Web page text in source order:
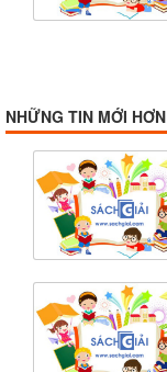
NHỮNG TIN MỚI HƠN